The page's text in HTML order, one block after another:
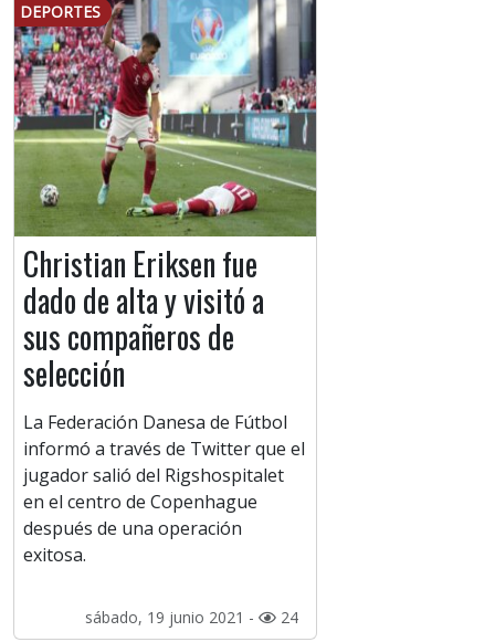
DEPORTES
Christian Eriksen fue
dado de alta y visitó a
sus compañeros de
selección
La Federación Danesa de Fútbol
informó a través de Twitter que el
jugador salió del Rigshospitalet
en el centro de Copenhague
después de una operación
exitosa.
sábado, 19 junio 2021 - 24